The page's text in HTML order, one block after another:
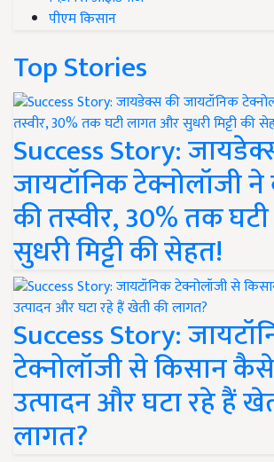
पीएम किसान
Top Stories
Success Story:
जायटॉनिक टेक्नोलॉजी
की तस्वीर, 30% तक
सुधरी मिट्टी की सेहत!
Success Story:
टेक्नोलॉजी से किसान
उत्पादन और घटा रहे हैं
लागत?